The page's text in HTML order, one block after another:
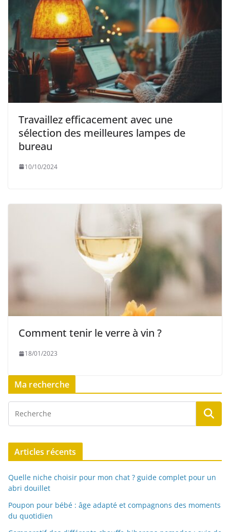
Travaillez efficacement avec une
sélection des meilleures lampes de
bureau
10/10/2024
Comment tenir le verre à vin ?
18/01/2023
Ma recherche
Articles récents
Quelle niche choisir pour mon chat ? guide complet pour un
abri douillet
Poupon pour bébé : âge adapté et compagnons des moments
du quotidien